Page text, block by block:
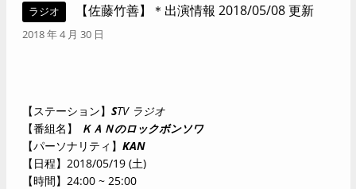
ラジオ 【佐藤竹善】＊出演情報 2018/05/08 更新
2018 年 4 月 30 日
【ステーション】 STV ラジオ
【番組名】
ＫＡＮのロックボンソワ
【パーソナリティ】 KAN
【日程】2018/05/19 (土)
【時間】24:00 ~ 25:00